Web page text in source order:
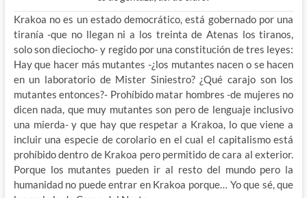
Krakoa no es un estado democrático, está gobernado por una
tiranía -que no llegan ni a los treinta de Atenas los tiranos,
solo son dieciocho- y regido por una constitución de tres leyes:
Hay que hacer más mutantes -¿los mutantes nacen o se hacen
en un laboratorio de Mister Siniestro? ¿Qué carajo son los
mutantes entonces?- Prohíbido matar hombres -de mujeres no
dicen nada, que muy mutantes son pero de lenguaje inclusivo
una mierda- y que hay que respetar a Krakoa, lo que viene a
incluir una especie de corolario en el cual el capitalismo está
prohíbido dentro de Krakoa pero permitido de cara al exterior.
Porque los mutantes pueden ir al resto del mundo pero la
humanidad no puede entrar en Krakoa porque… Yo que sé, que